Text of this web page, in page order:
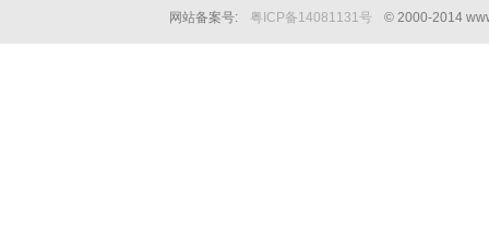
网站备案号:
粤ICP备14081131号 © 2000-2014